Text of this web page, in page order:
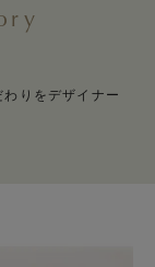
りをデザイナー